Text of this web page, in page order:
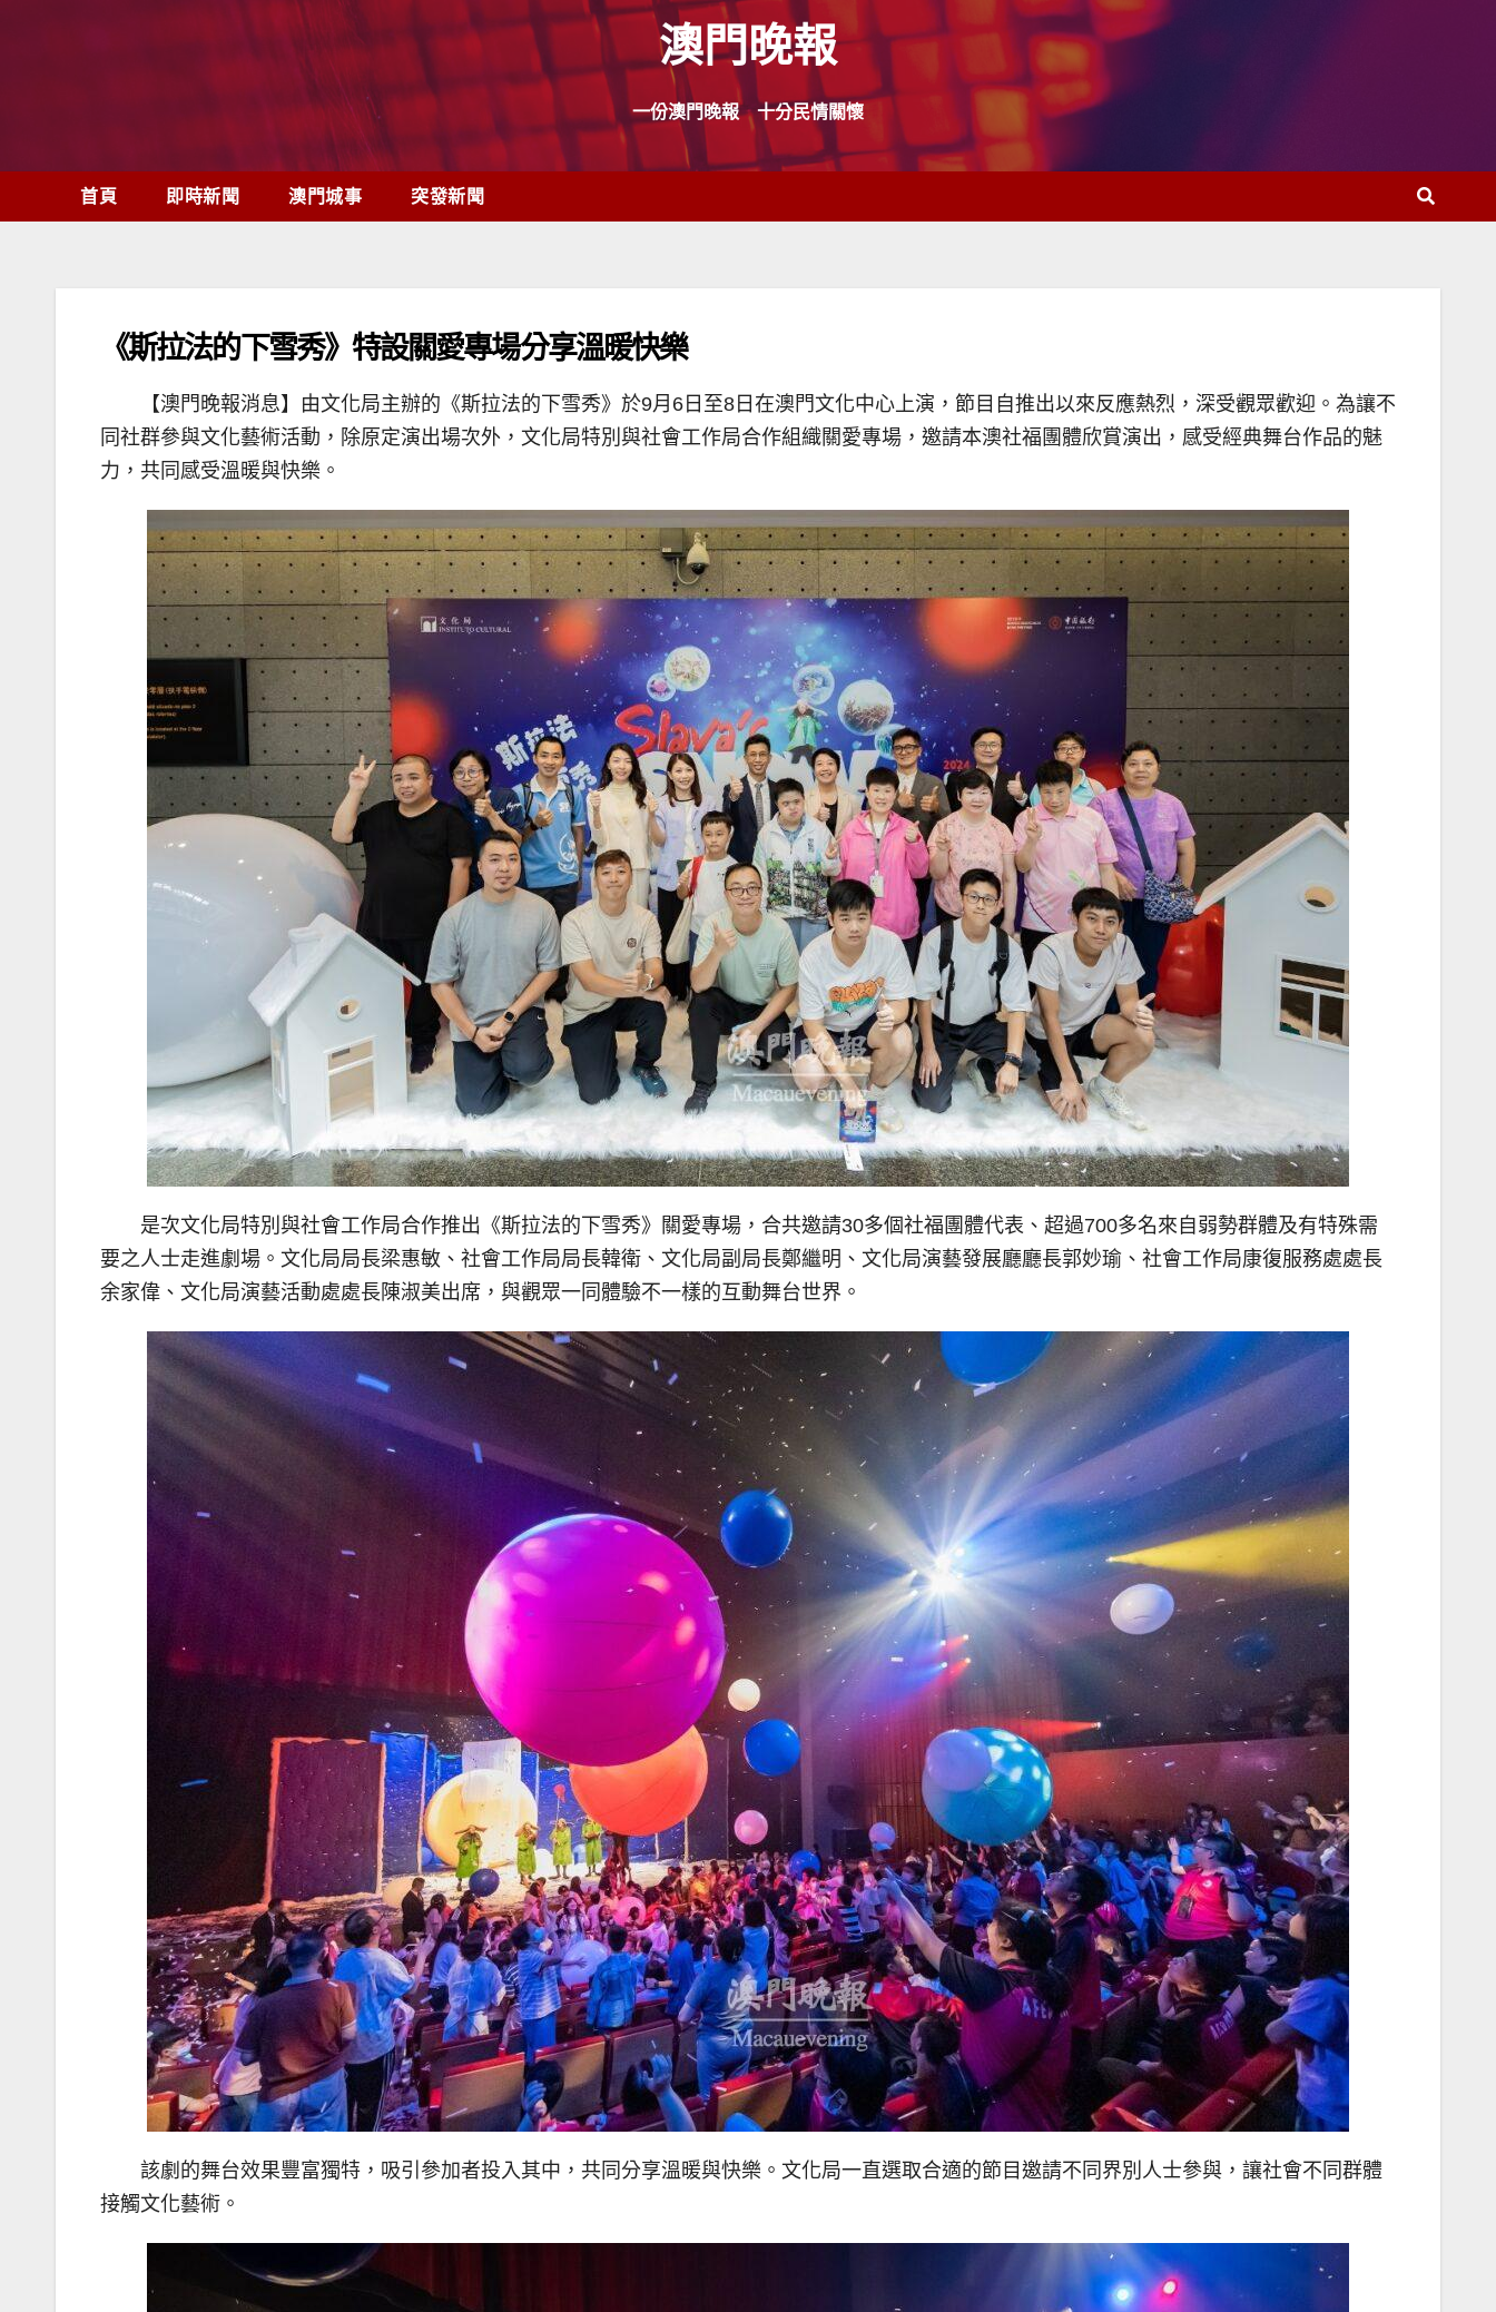
澳門晚報
一份澳門晚報 十分民情關懷
首頁 即時新聞 澳門城事 突發新聞
《斯拉法的下雪秀》特設關愛專場分享溫暖快樂
【澳門晚報消息】由文化局主辦的《斯拉法的下雪秀》於9月6日至8日在澳門文化中心上演，節目自推出以來反應熱烈，深受觀眾歡迎。為讓不
同社群參與文化藝術活動，除原定演出場次外，文化局特別與社會工作局合作組織關愛專場，邀請本澳社福團體欣賞演出，感受經典舞台作品的魅
力，共同感受溫暖與快樂。
是次文化局特別與社會工作局合作推出《斯拉法的下雪秀》關愛專場，合共邀請30多個社福團體代表、超過700多名來自弱勢群體及有特殊需
要之人士走進劇場。文化局局長梁惠敏、社會工作局局長韓衛、文化局副局長鄭繼明、文化局演藝發展廳廳長郭妙瑜、社會工作局康復服務處處長
余家偉、文化局演藝活動處處長陳淑美出席，與觀眾一同體驗不一樣的互動舞台世界。
該劇的舞台效果豐富獨特，吸引參加者投入其中，共同分享溫暖與快樂。文化局一直選取合適的節目邀請不同界別人士參與，讓社會不同群體
接觸文化藝術。